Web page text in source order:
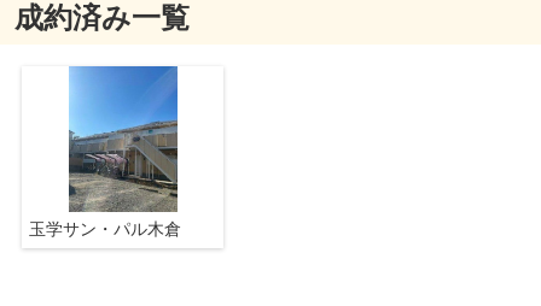
成約済み一覧
玉学サン・パル木倉